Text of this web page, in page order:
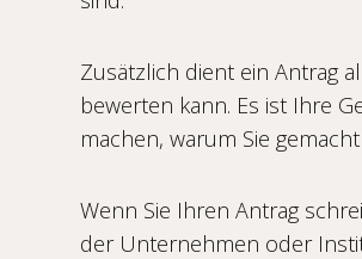
Zusätzlich dient ein Antrag
bewerten kann. Es ist Ihre
machen, warum Sie
Wenn Sie Ihren Antrag
der Unternehmen oder